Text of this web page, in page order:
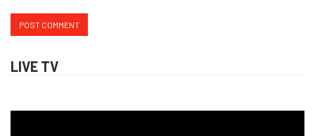
LIVE TV